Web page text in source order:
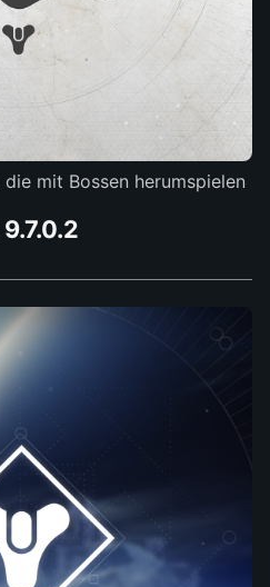
mit Bossen herumspielen